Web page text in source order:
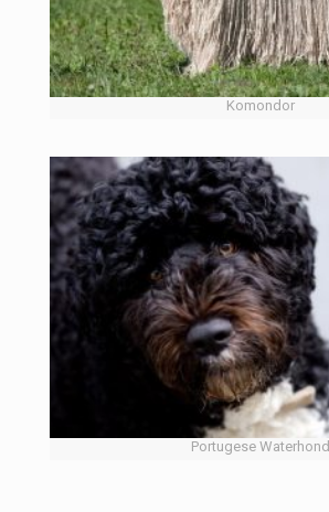
Komondor
Portugese Waterhond